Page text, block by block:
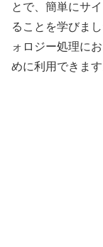
とで、簡単にサ
ることを学びま
ォロジー処理に
めに利用できます